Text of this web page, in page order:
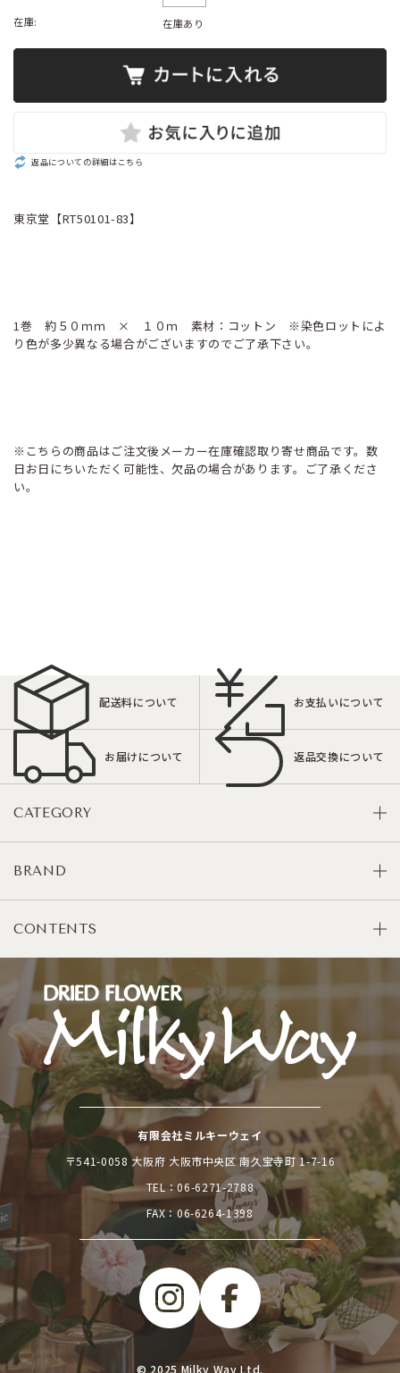
在庫: 在庫あり
返品についての詳細はこちら
東京堂【RT50101-83】
1巻 約５０ｍｍ × １０ｍ 素材：コットン ※染色ロットによ
り色が多少異なる場合がございますのでご了承下さい。
※こちらの商品はご注文後メーカー在庫確認取り寄せ商品です。数
日お日にちいただく可能性、欠品の場合があります。ご了承くださ
い。
配送料について お支払いについて
お届けについて 返品交換について
CATEGORY
BRAND
CONTENTS
有限会社ミルキーウェイ
〒541-0058 大阪府 大阪市中央区 南久宝寺町 1-7-16
TEL：06-6271-2788
FAX：06-6264-1398
© 2025 Milky Way Ltd.